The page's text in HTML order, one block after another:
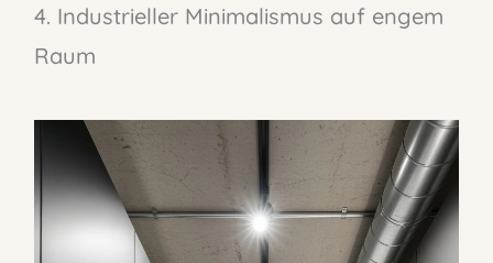
4. Industrieller Minimalismus auf engem
Raum